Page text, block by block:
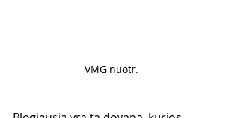
VMG nuotr.